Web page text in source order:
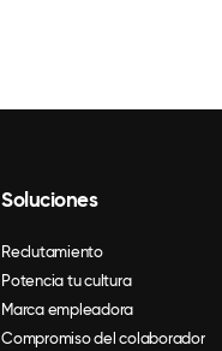
Soluciones
Reclutamiento
Potencia tu cultura
Marca empleadora
Compromiso del colaborador